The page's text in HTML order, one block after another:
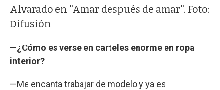
Alvarado en "Amar después de amar". Foto:
Difusión
—¿Cómo es verse en carteles enorme en ropa
interior?
—Me encanta trabajar de modelo y ya es